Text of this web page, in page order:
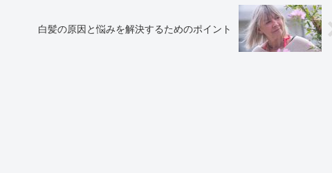
白髪の原因と悩みを解決するためのポイント